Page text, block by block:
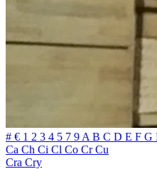
# € 1 2 3 4 5 7 9 A B C D E F G
Ca Ch Ci Cl Co CrCu
Cra Cry